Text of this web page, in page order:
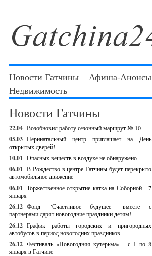
Новости Гатчины Афиша-Анонсы
Недвижимость
Новости Гатчины
22.04 Возобновил работу сезонный маршрут № 10
05.03 Перинатальный центр приглашает на День
открытых дверей!
10.01 Опасных веществ в воздухе не обнаружено
06.01 В Рождество в центре Гатчины будет перекрыто
автомобильное движение
06.01 Торжественное открытие катка на Соборной - 7
января
26.12 Фонд "Счастливое будущее" вместе с
партнерами дарят новогодние праздники детям!
26.12 График работы городских и пригородных
автобусов в период новогодних праздников
26.12 Фестиваль «Новогодняя кутерьма» - с 1 по 8
января в Гатчине